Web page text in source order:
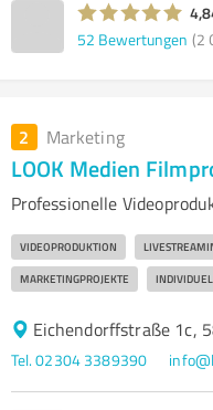
52 Bewertungen (2
2 Marketing
LOOK Medien
Professionelle
VIDEOPRODUKTION
MARKETINGPROJEKTE
Eichendorffstraße 1c,
Tel. 02304 3389390